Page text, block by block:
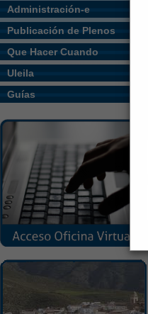
Administración-e
Publicación de Plenos
Que Hacer Cuando
Uleila
Guías